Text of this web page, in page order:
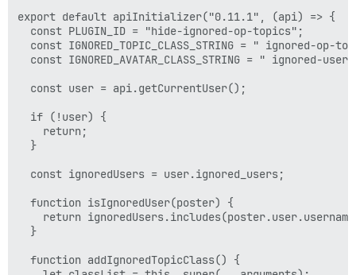
export default apiInitializer("0.11.1", (api) => {
  const PLUGIN_ID = "hide-ignored-op-topics";
const IGNORED_TOPIC_CLASS_STRING = " ignored-op-
const IGNORED_AVATAR_CLASS_STRING = " ignored-
  const user = api.getCurrentUser();
  if (!user) {
    return;
  }
  const ignoredUsers = user.ignored_users;
  function isIgnoredUser(poster) {
return
  }
  function addIgnoredTopicClass() {